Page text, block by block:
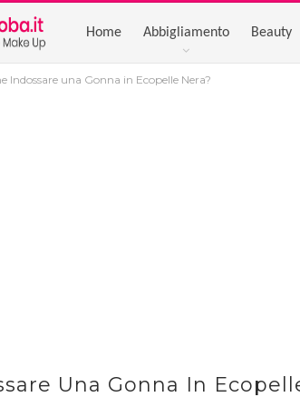
Home Abbigliamento Beauty
Indossare una Gonna in Ecopelle Nera?
Una Gonna In